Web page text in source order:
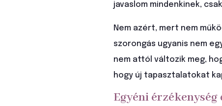
javaslom mindenkinek,
Nem azért, mert nem
szorongás ugyanis nem
nem attól változik meg,
hogy új tapasztalatokat
Egyéni